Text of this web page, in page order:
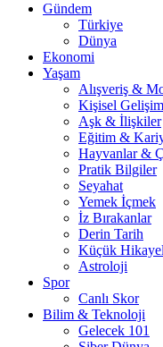
Gündem
Türkiye
Dünya
Ekonomi
Yaşam
Alışveriş &
Kişisel Gelişim
Aşk & İlişkiler
Eğitim &
Hayvanlar &
Pratik Bilgiler
Seyahat
Yemek İçmek
İz Bırakanlar
Derin Tarih
Küçük
Astroloji
Spor
Canlı Skor
Bilim & Teknoloji
Gelecek 101